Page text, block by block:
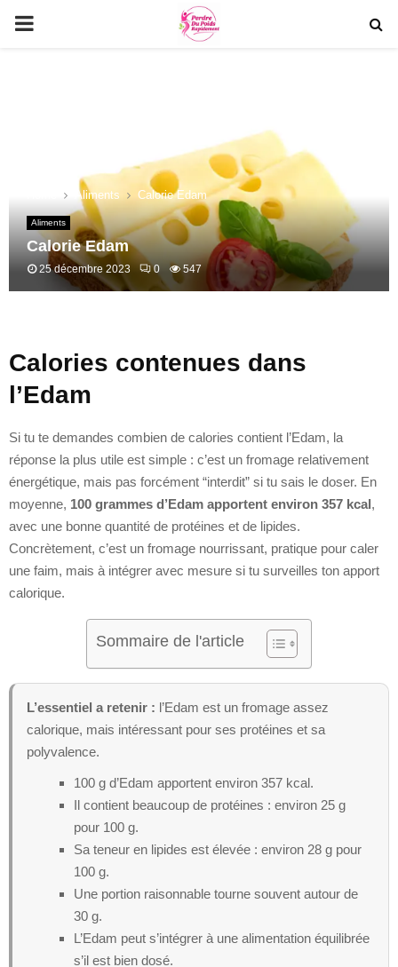
PRIMARY
Aliments Calorie Edam
Aliments
Calorie Edam
25 décembre 2023 0 547
Calories contenues dans
l’Edam
Si tu te demandes combien de calories contient l’Edam, la
réponse la plus utile est simple : c’est un fromage relativement
énergétique, mais pas forcément “interdit” si tu sais le doser. En
moyenne, 100 grammes d’Edam apportent environ 357 kcal,
avec une bonne quantité de protéines et de lipides.
Concrètement, c’est un fromage nourrissant, pratique pour caler
une faim, mais à intégrer avec mesure si tu surveilles ton apport
calorique.
Sommaire de l'article
L’essentiel a retenir : l’Edam est un fromage assez
calorique, mais intéressant pour ses protéines et sa
polyvalence.
100 g d’Edam apportent environ 357 kcal.
Il contient beaucoup de protéines : environ 25 g
pour 100 g.
Sa teneur en lipides est élevée : environ 28 g pour
100 g.
Une portion raisonnable tourne souvent autour de
30 g.
L’Edam peut s’intégrer à une alimentation équilibrée
s’il est bien dosé.